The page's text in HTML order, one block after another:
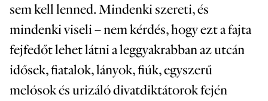
sem kell lenned. Mindenki szereti, és
mindenki viseli – nem kérdés, hogy ezt a fajta
fejfedőt lehet látni a leggyakrabban az utcán
idősek, fiatalok, lányok, fiúk, egyszerű
melósok és urizáló divatdiktátorok fején